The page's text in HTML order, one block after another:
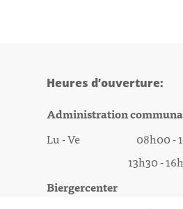
Heures d’ouverture:
Administration
Lu - Ve 08h00 -
13h30 -
Biergercenter